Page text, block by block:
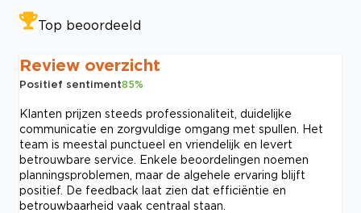
Top beoordeeld
Review overzicht
Positief sentiment85%
Klanten prijzen steeds professionaliteit, duidelijke
communicatie en zorgvuldige omgang met spullen. Het
team is meestal punctueel en vriendelijk en levert
betrouwbare service. Enkele beoordelingen noemen
planningsproblemen, maar de algehele ervaring blijft
positief. De feedback laat zien dat efficiëntie en
betrouwbaarheid vaak centraal staan.